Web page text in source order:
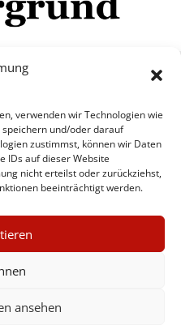
verwenden wir Technologien wie
und/oder darauf
zustimmst, können wir Daten
IDs auf dieser Website
nicht erteilst oder zurückziehst,
beeinträchtigt werden.
ansehen
2015 - 2026
jetzt kostenlos
4 Wochen
×